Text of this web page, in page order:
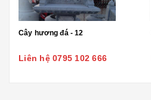
Cây hương đá - 12
Liên hệ 0795 102 666